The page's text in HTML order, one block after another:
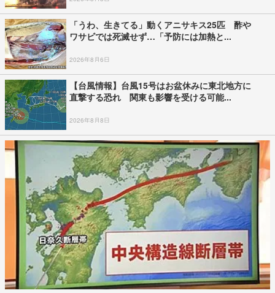
「うわ、生きてる」動くアニサキス25匹 酢や
ワサビでは死滅せず…「予防には加熱と...
2026年8月6日
【台風情報】台風15号はお盆休みに東北地方に
直撃する恐れ 関東も影響を受ける可能...
2026年8月8日